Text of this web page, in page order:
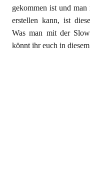
gekommen ist und
erstellen kann, ist
Was man mit der
könnt ihr euch in